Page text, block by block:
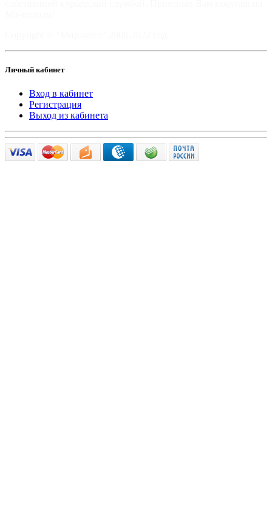
Личный кабинет
Вход в кабинет
Регистрация
Выход из кабинета